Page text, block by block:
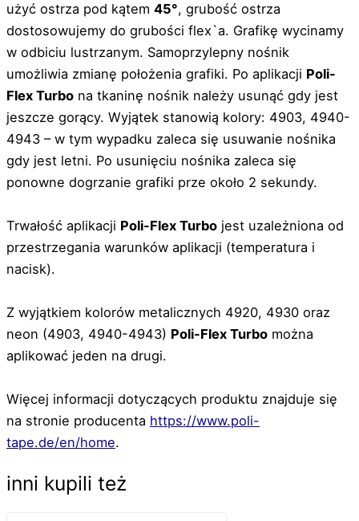
użyć ostrza pod kątem 45°, grubość ostrza
dostosowujemy do grubości flex`a. Grafikę wycinamy
w odbiciu lustrzanym. Samoprzylepny nośnik
umożliwia zmianę położenia grafiki. Po aplikacji Poli-
Flex Turbo na tkaninę nośnik należy usunąć gdy jest
jeszcze gorący. Wyjątek stanowią kolory: 4903, 4940-
4943 – w tym wypadku zaleca się usuwanie nośnika
gdy jest letni. Po usunięciu nośnika zaleca się
ponowne dogrzanie grafiki prze około 2 sekundy.
Trwałość aplikacji Poli-Flex Turbo jest uzależniona od
przestrzegania warunków aplikacji (temperatura i
nacisk).
Z wyjątkiem kolorów metalicznych 4920, 4930 oraz
neon (4903, 4940-4943) Poli-Flex Turbo można
aplikować jeden na drugi.
Więcej informacji dotyczących produktu znajduje się
na stronie producenta https://www.poli-
tape.de/en/home.
inni kupili też